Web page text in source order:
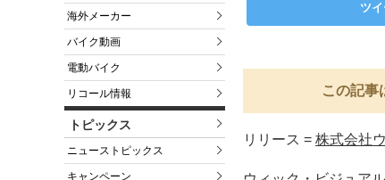
海外メーカー
バイク動画
電動バイク
リコール情報
トピックス
ニューストピックス
キャンペーン
ツ
この記事
リリース = 株式会社